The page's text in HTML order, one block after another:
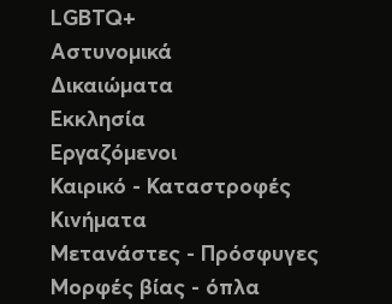
LGBTQ+
Αστυνομικά
Δικαιώματα
Εκκλησία
Εργαζόμενοι
Καιρικό - Καταστροφές
Κινήματα
Μετανάστες - Πρόσφυγες
Μορφές βίας - όπλα